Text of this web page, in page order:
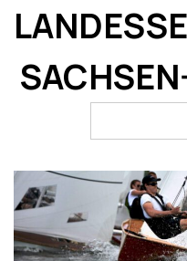
Skip
for: